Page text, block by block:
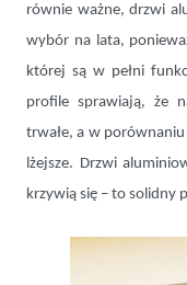
równie ważne, drzwi
wybór na lata,
której są w pełni
profile sprawiają, że
trwałe, a w
lżejsze. Drzwi
krzywią się – to solidny